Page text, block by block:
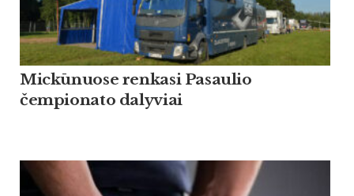
Mickūnuose renkasi Pasaulio
čempionato dalyviai